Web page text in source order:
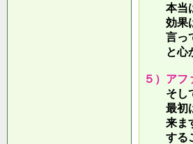
本当は
効果は
言っ
と心か
５）アフ
そして
最初は
来ます
するこ